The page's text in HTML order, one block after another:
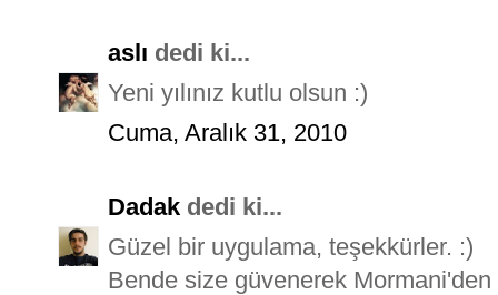
aslı dedi ki...
Yeni yılınız kutlu olsun :)
Cuma, Aralık 31, 2010
Dadak dedi ki...
Güzel bir uygulama, teşekkürler. :)
Bende size güvenerek Mormani'den